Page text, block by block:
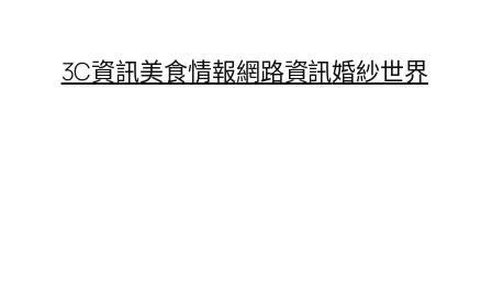
3C資訊美食情報網路資訊婚紗世界